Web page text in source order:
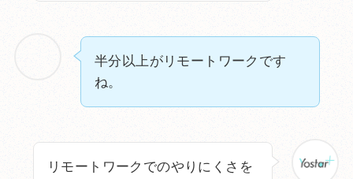
半分以上がリモートワークです
ね。
リモートワークでのやりにくさを